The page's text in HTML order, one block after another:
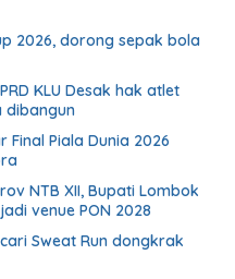
2026, dorong sepak bola
KLU Desak hak atlet
dibangun
Piala Dunia 2026
NTB XII, Bupati Lombok
venue PON 2028
Sweat Run dongkrak